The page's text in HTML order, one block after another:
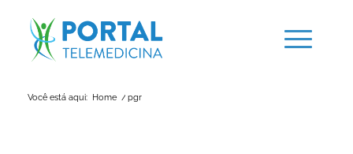
Você está aqui: Home / pgr